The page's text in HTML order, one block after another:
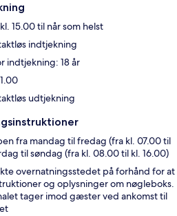
15.00 til når som helst
indtjekning
indtjekning: 18 år
udtjekning
fra mandag til fredag (fra kl. 07.00 til
til søndag (fra kl. 08.00 til kl. 16.00)
overnatningsstedet på forhånd for at
og oplysninger om nøgleboks.
tager imod gæster ved ankomst til